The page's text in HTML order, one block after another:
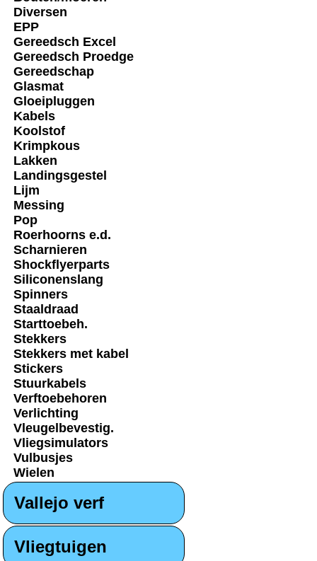
Diversen
EPP
Gereedsch Excel
Gereedsch Proedge
Gereedschap
Glasmat
Gloeipluggen
Kabels
Koolstof
Krimpkous
Lakken
Landingsgestel
Lijm
Messing
Pop
Roerhoorns e.d.
Scharnieren
Shockflyerparts
Siliconenslang
Spinners
Staaldraad
Starttoebeh.
Stekkers
Stekkers met kabel
Stickers
Stuurkabels
Verftoebehoren
Verlichting
Vleugelbevestig.
Vliegsimulators
Vulbusjes
Wielen
Vallejo verf
Vliegtuigen